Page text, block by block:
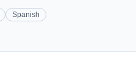
Spanish